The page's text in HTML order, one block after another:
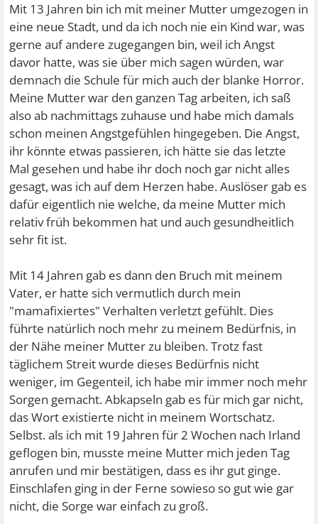
Mit 13 Jahren bin ich mit meiner Mutter umgezogen in
eine neue Stadt, und da ich noch nie ein Kind war, was
gerne auf andere zugegangen bin, weil ich Angst
davor hatte, was sie über mich sagen würden, war
demnach die Schule für mich auch der blanke Horror.
Meine Mutter war den ganzen Tag arbeiten, ich saß
also ab nachmittags zuhause und habe mich damals
schon meinen Angstgefühlen hingegeben. Die Angst,
ihr könnte etwas passieren, ich hätte sie das letzte
Mal gesehen und habe ihr doch noch gar nicht alles
gesagt, was ich auf dem Herzen habe. Auslöser gab es
dafür eigentlich nie welche, da meine Mutter mich
relativ früh bekommen hat und auch gesundheitlich
sehr fit ist.
Mit 14 Jahren gab es dann den Bruch mit meinem
Vater, er hatte sich vermutlich durch mein
"mamafixiertes" Verhalten verletzt gefühlt. Dies
führte natürlich noch mehr zu meinem Bedürfnis, in
der Nähe meiner Mutter zu bleiben. Trotz fast
täglichem Streit wurde dieses Bedürfnis nicht
weniger, im Gegenteil, ich habe mir immer noch mehr
Sorgen gemacht. Abkapseln gab es für mich gar nicht,
das Wort existierte nicht in meinem Wortschatz.
Selbst. als ich mit 19 Jahren für 2 Wochen nach Irland
geflogen bin, musste meine Mutter mich jeden Tag
anrufen und mir bestätigen, dass es ihr gut ginge.
Einschlafen ging in der Ferne sowieso so gut wie gar
nicht, die Sorge war einfach zu groß.